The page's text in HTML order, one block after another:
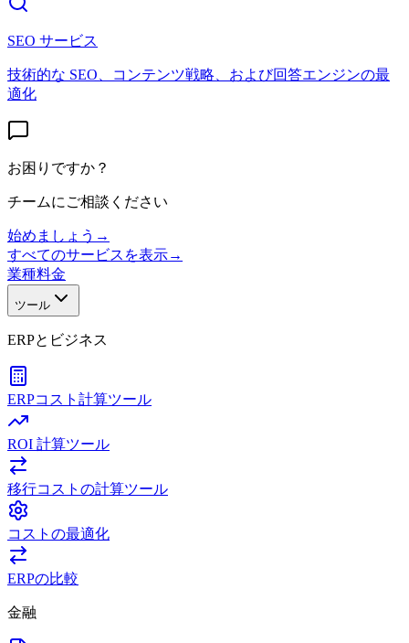
SEO サービス
技術的な SEO、コンテンツ戦略、および回答エンジンの最
適化
お困りですか？
チームにご相談ください
始めましょう →
すべてのサービスを表示→
業種料金
ツール
ERPとビジネス
ERPコスト計算ツール
ROI 計算ツール
移行コストの計算ツール
コストの最適化
ERPの比較
金融